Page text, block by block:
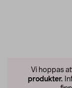
Vi hoppas
produkter.